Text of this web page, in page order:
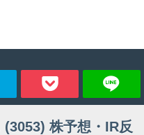
株予想・IR反